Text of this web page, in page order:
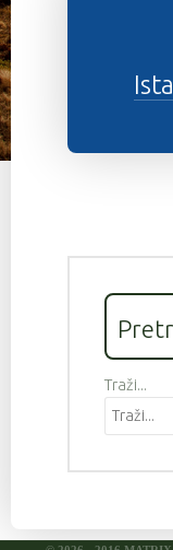
Traži...